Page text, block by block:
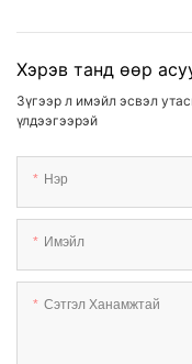
Хэрэв танд өөр
Зүгээр л имэйл эсвэл
үлдээгээрэй
Нэр
Имэйл
Сэтгэл Ханамжтай